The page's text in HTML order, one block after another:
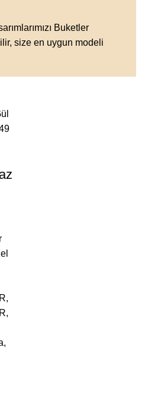
Buketler
size en uygun modeli
,
,
,